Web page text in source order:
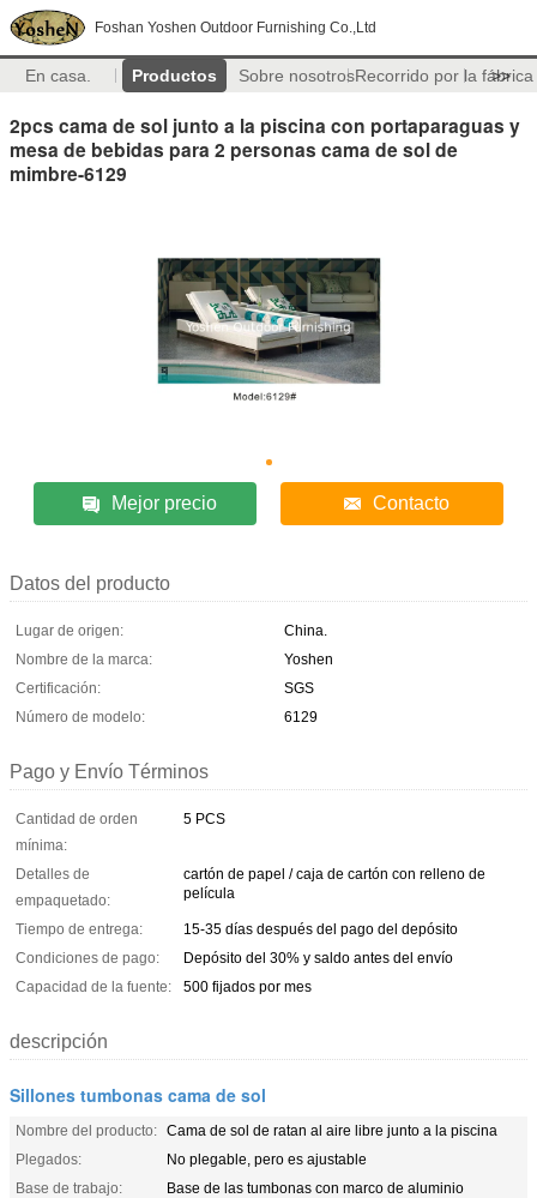
Foshan Yoshen Outdoor Furnishing Co.,Ltd
En casa. Productos Sobre nosotrosRecorrido por la fábrica
>>
2pcs cama de sol junto a la piscina con portaparaguas y
mesa de bebidas para 2 personas cama de sol de
mimbre-6129
Mejor precio Contacto
Datos del producto
Lugar de origen:
China.
Nombre de la marca:
Yoshen
Certificación:
SGS
Número de modelo:
6129
Pago y Envío Términos
Cantidad de orden
mínima:
5 PCS
Detalles de
empaquetado:
cartón de papel / caja de cartón con relleno de
película
Tiempo de entrega:
15-35 días después del pago del depósito
Condiciones de pago:
Depósito del 30% y saldo antes del envío
Capacidad de la fuente:
500 fijados por mes
descripción
Sillones tumbonas cama de sol
Nombre del producto: Cama de sol de ratan al aire libre junto a la piscina
Plegados:
No plegable, pero es ajustable
Base de trabajo:
Base de las tumbonas con marco de aluminio